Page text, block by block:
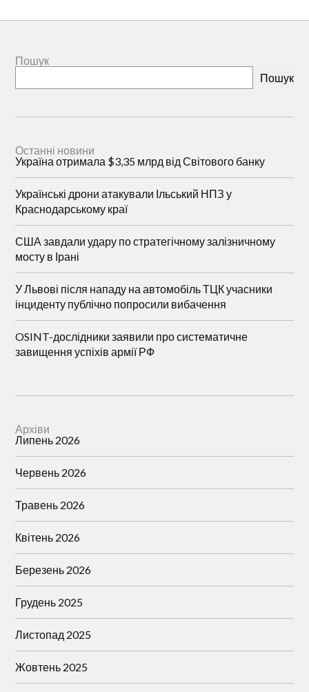
Пошук
Пошук
Останні новини
Україна отримала $3,35 млрд від Світового банку
Українські дрони атакували Ільський НПЗ у
Краснодарському краї
США завдали удару по стратегічному залізничному
мосту в Ірані
У Львові після нападу на автомобіль ТЦК учасники
інциденту публічно попросили вибачення
OSINT-дослідники заявили про систематичне
завищення успіхів армії РФ
Архіви
Липень 2026
Червень 2026
Травень 2026
Квітень 2026
Березень 2026
Грудень 2025
Листопад 2025
Жовтень 2025